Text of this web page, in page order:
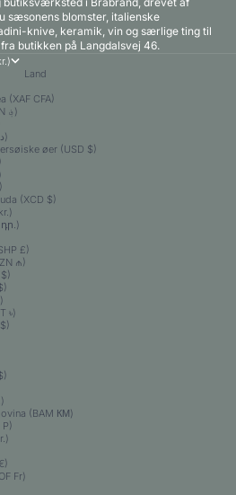
sæsonens blomster, italienske
knive, keramik, vin og særlige ting til
butikken på Langdalsvej 46.
Land
(XAF CFA)
Afghanistan (AFN ؋)
Algeriet (DZD د.ج)
øer (USD $)
(XCD $)
£)
₼)
৳)
(BAM КМ)
Fr)